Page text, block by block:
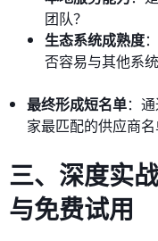
团队？
生态系统成熟度
否容易与其他系统
最终形成短名单：
家最匹配的供应商
三、深度实
与免费试用